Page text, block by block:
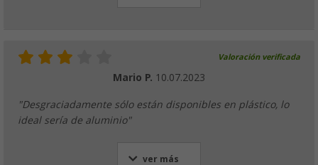
Valoración verificada
Mario P. 10.07.2023
"Desgraciadamente sólo están disponibles en plástico, lo
ideal sería de aluminio"
ver más